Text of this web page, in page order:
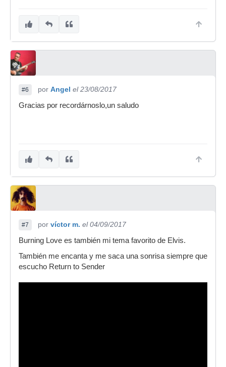
#6 por Angel el 23/08/2017
Gracias por recordárnoslo,un saludo
#7 por víctor m. el 04/09/2017
Burning Love es también mi tema favorito de Elvis.
También me encanta y me saca una sonrisa siempre que
escucho Return to Sender